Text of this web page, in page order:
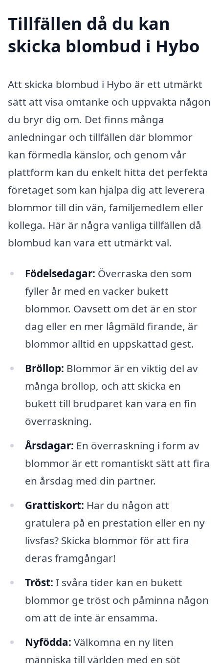
Tillfällen då du kan
skicka blombud i Hybo
Att skicka blombud i Hybo är ett utmärkt
sätt att visa omtanke och uppvakta någon
du bryr dig om. Det finns många
anledningar och tillfällen där blommor
kan förmedla känslor, och genom vår
plattform kan du enkelt hitta det perfekta
företaget som kan hjälpa dig att leverera
blommor till din vän, familjemedlem eller
kollega. Här är några vanliga tillfällen då
blombud kan vara ett utmärkt val.
Födelsedagar: Överraska den som
fyller år med en vacker bukett
blommor. Oavsett om det är en stor
dag eller en mer lågmäld firande, är
blommor alltid en uppskattad gest.
Bröllop: Blommor är en viktig del av
många bröllop, och att skicka en
bukett till brudparet kan vara en fin
överraskning.
Årsdagar: En överraskning i form av
blommor är ett romantiskt sätt att fira
en årsdag med din partner.
Grattiskort: Har du någon att
gratulera på en prestation eller en ny
livsfas? Skicka blommor för att fira
deras framgångar!
Tröst: I svåra tider kan en bukett
blommor ge tröst och påminna någon
om att de inte är ensamma.
Nyfödda: Välkomna en ny liten
människa till världen med en söt